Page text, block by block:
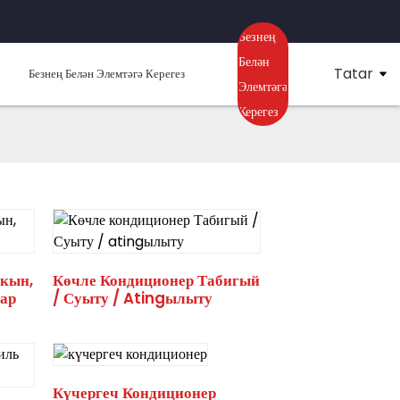
Безнең Белән Элемтәгә Керегез
Безнең
Белән
Элемтәгә
Керегез
Tatar
Көчле Кондиционер Табигый
/ Суыту / Atingылыту
Күчергеч Кондиционер